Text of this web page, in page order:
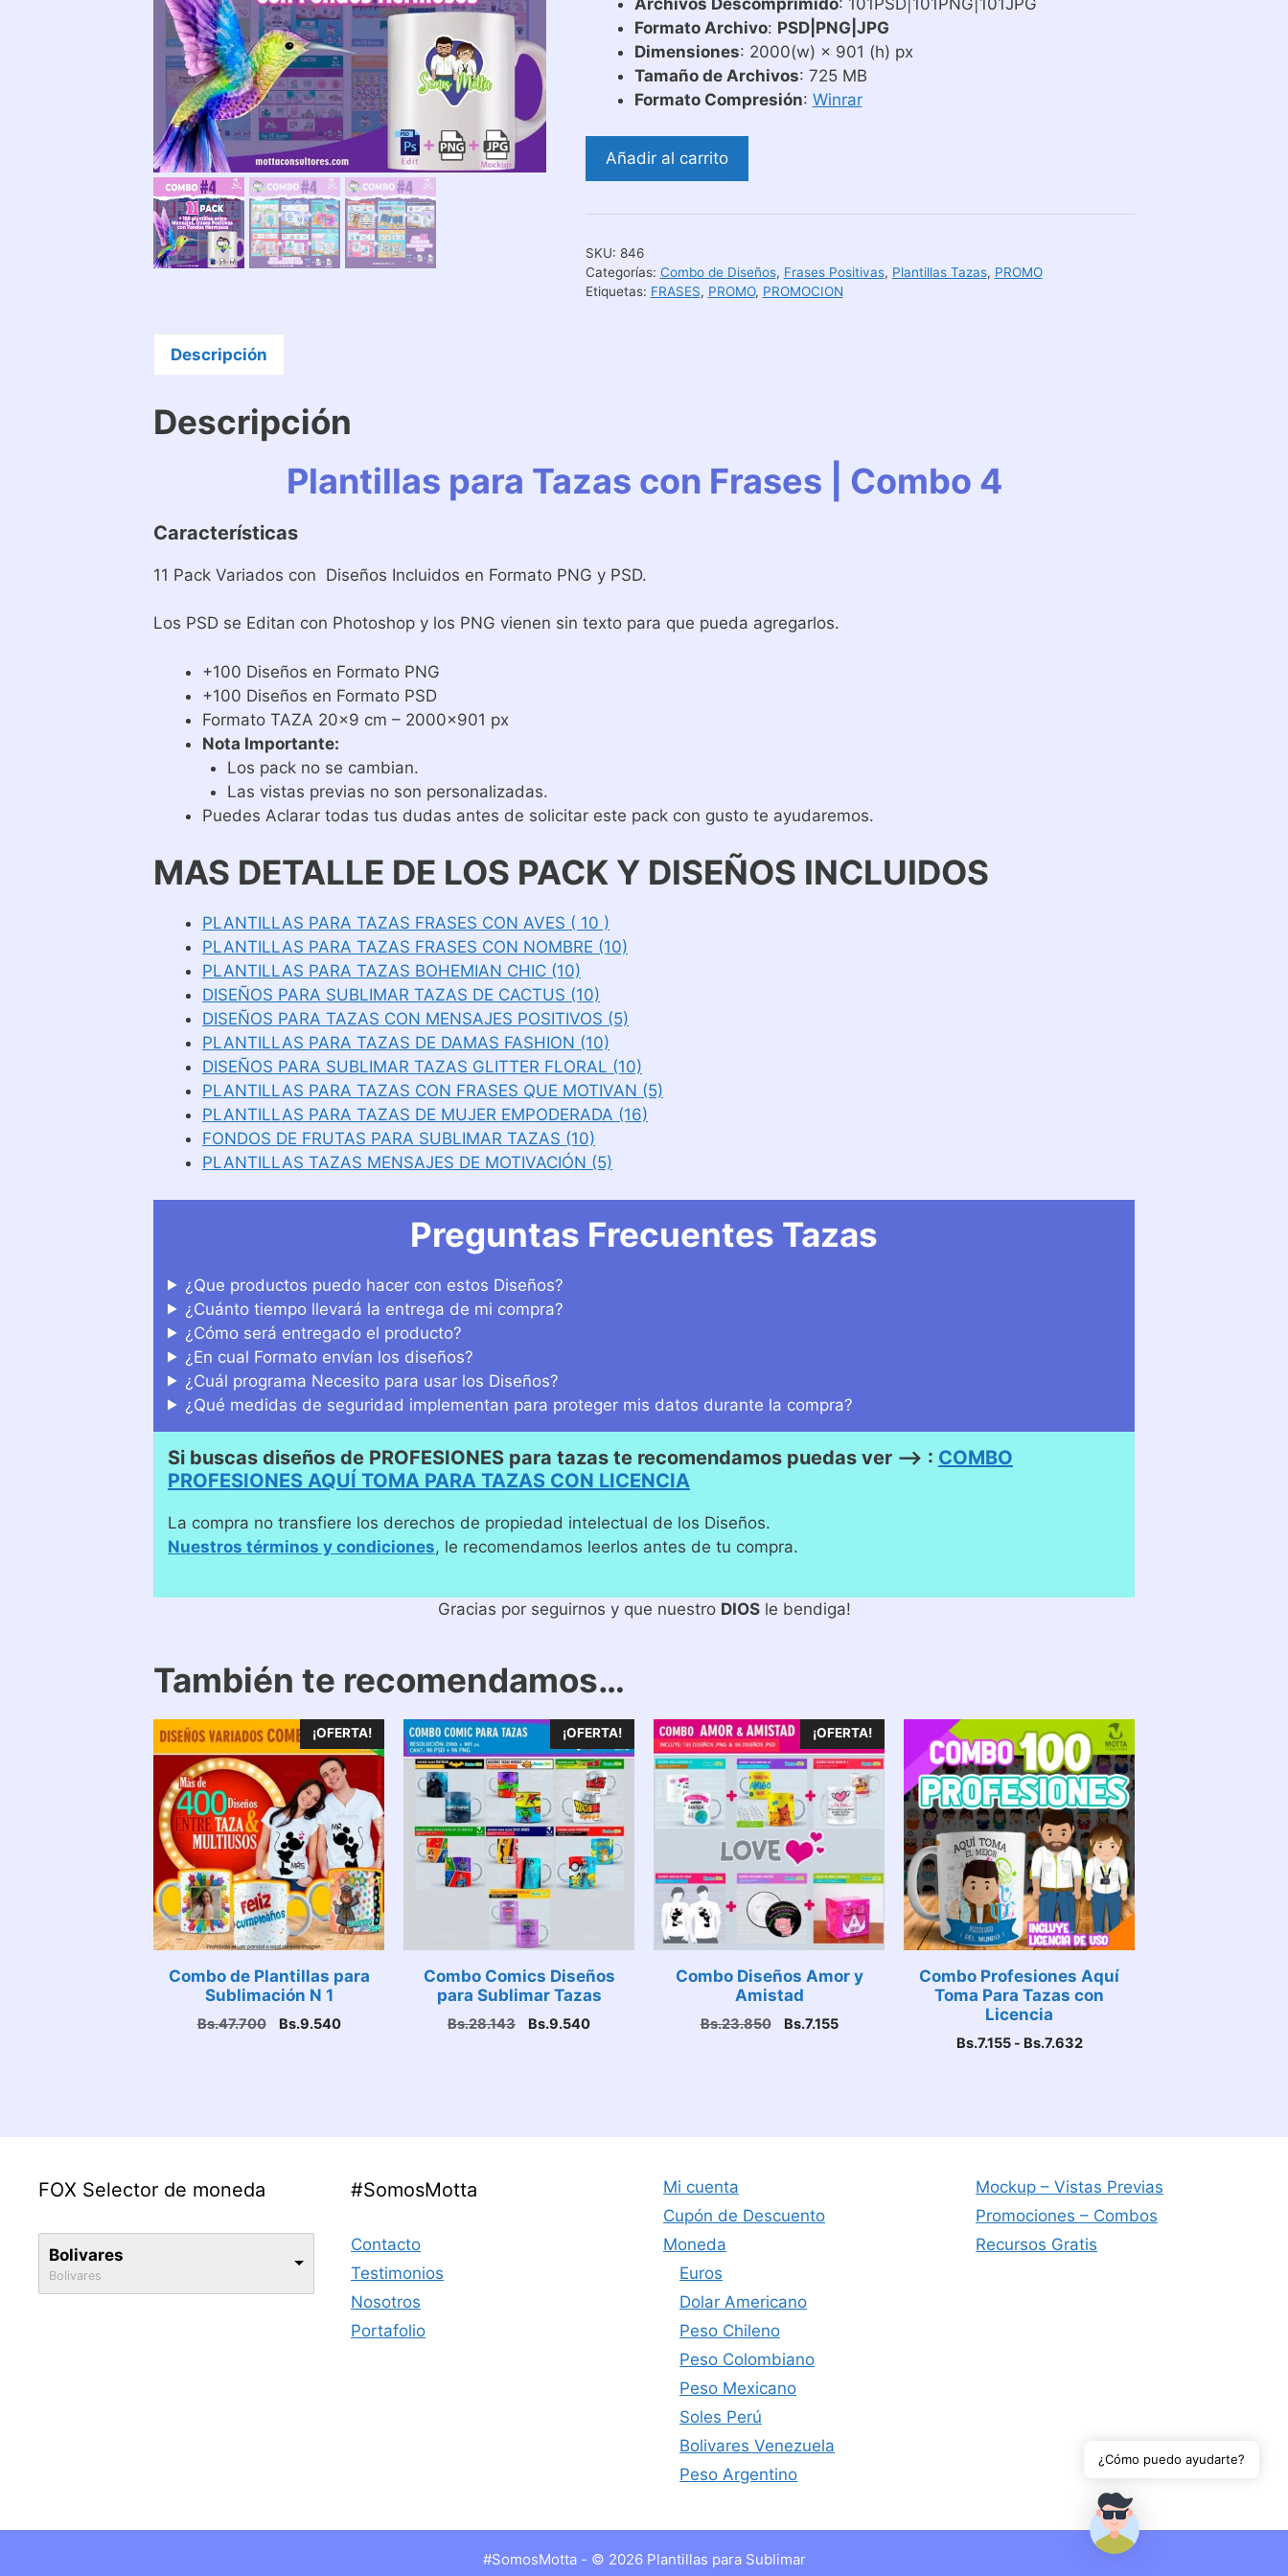
Bs.39.591.Bs.9.540.
Formato Archivo: PSD|PNG|JPG
Dimensiones: 2000(w) × 901 (h) px
Tamaño de Archivos: 725 MB
Formato Compresión: Winrar
Plantillas
con
|
Combo
Añadir al carrito
SKU: 846
Categorías: Combo de Diseños, Frases Positivas, Plantillas Tazas, PROMO
Etiquetas: FRASES, PROMO, PROMOCION
Descripción
Descripción
Plantillas para Tazas con Frases | Combo 4
Características
11 Pack Variados con Diseños Incluidos en Formato PNG y PSD.
Los PSD se Editan con Photoshop y los PNG vienen sin texto para que pueda agregarlos.
+100 Diseños en Formato PNG
+100 Diseños en Formato PSD
Formato TAZA 20×9 cm – 2000×901 px
Nota Importante:
Los pack no se cambian.
Las vistas previas no son personalizadas.
Puedes Aclarar todas tus dudas antes de solicitar este pack con gusto te ayudaremos.
MAS DETALLE DE LOS PACK Y DISEÑOS INCLUIDOS
PLANTILLAS PARA TAZAS FRASES CON AVES ( 10 )
PLANTILLAS PARA TAZAS FRASES CON NOMBRE (10)
PLANTILLAS PARA TAZAS BOHEMIAN CHIC (10)
DISEÑOS PARA SUBLIMAR TAZAS DE CACTUS (10)
DISEÑOS PARA TAZAS CON MENSAJES POSITIVOS (5)
PLANTILLAS PARA TAZAS DE DAMAS FASHION (10)
DISEÑOS PARA SUBLIMAR TAZAS GLITTER FLORAL (10)
PLANTILLAS PARA TAZAS CON FRASES QUE MOTIVAN (5)
PLANTILLAS PARA TAZAS DE MUJER EMPODERADA (16)
FONDOS DE FRUTAS PARA SUBLIMAR TAZAS (10)
PLANTILLAS TAZAS MENSAJES DE MOTIVACIÓN (5)
Preguntas Frecuentes Tazas
¿Que productos puedo hacer con estos Diseños?
¿Cuánto tiempo llevará la entrega de mi compra?
¿Cómo será entregado el producto?
¿En cual Formato envían los diseños?
¿Cuál programa Necesito para usar los Diseños?
¿Qué medidas de seguridad implementan para proteger mis datos durante la compra?
Si buscas diseños de PROFESIONES para tazas te recomendamos puedas ver –> : COMBO
PROFESIONES AQUÍ TOMA PARA TAZAS CON LICENCIA
La compra no transfiere los derechos de propiedad intelectual de los Diseños.
Nuestros términos y condiciones, le recomendamos leerlos antes de tu compra.
Gracias por seguirnos y que nuestro DIOSle bendiga!
También te recomendamos…
¡OFERTA!
Combo de Plantillas para
Sublimación N 1
Bs.47.700
El
Bs.9.540El
¡OFERTA!
Combo Comics Diseños
para Sublimar Tazas
Bs.28.143
El
Bs.9.540El
¡OFERTA!
Combo Diseños Amor y
Amistad
Bs.23.850
El
Bs.7.155El
Combo Profesiones Aquí
Toma Para Tazas con
Licencia
Bs.7.155 - Bs.7.632Rango
FOX Selector de moneda
Bolivares
Bolivares
#SomosMotta
Contacto
Testimonios
Nosotros
Portafolio
Mi cuenta
Cupón de Descuento
Moneda
Euros
Dolar Americano
Peso Chileno
Peso Colombiano
Peso Mexicano
Soles Perú
Bolivares Venezuela
Peso Argentino
Mockup – Vistas Previas
Promociones – Combos
Recursos Gratis
#SomosMotta - © 2026 Plantillas para Sublimar
¿Cómo puedo ayudarte?